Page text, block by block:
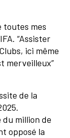
toutes mes
“Assister
ici même
merveilleux”
de la
du million de
opposé la